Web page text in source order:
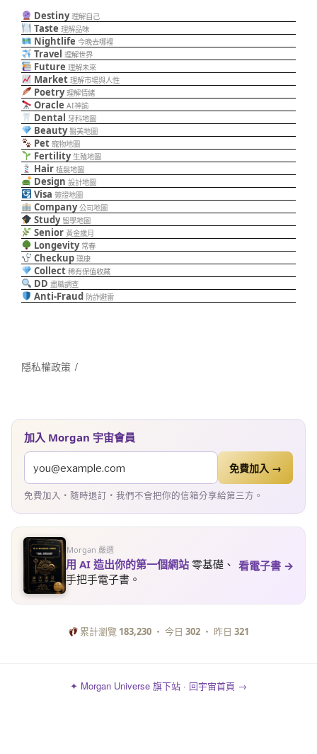
Destiny 理解自己
Taste 理解品味
Nightlife 今晚去哪裡
Travel 理解世界
Future 理解未來
Market 理解市場與人性
Poetry 理解情緒
Oracle AI神諭
Dental 牙科地圖
Beauty 醫美地圖
Pet 寵物地圖
Fertility 生殖地圖
Hair 植髮地圖
Design 設計地圖
Visa 簽證地圖
Company 公司地圖
Study 留學地圖
Senior 黃金歲月
Longevity 常春
Checkup 璞康
Collect 稀有保值收藏
DD 盡職調查
Anti-Fraud 防詐避雷
隱私權政策
加入 Morgan 宇宙會員
免費加入 →
免費加入・隨時退訂・我們不會把你的信箱分享給第三方。
Morgan 嚴選
用 AI 造出你的第一個網站 零基礎、
手把手電子書。
看電子書 →
累計瀏覽 183,230 ・ 今日302 ・ 昨日321
✦ Morgan Universe 旗下站 · 回宇宙首頁 →